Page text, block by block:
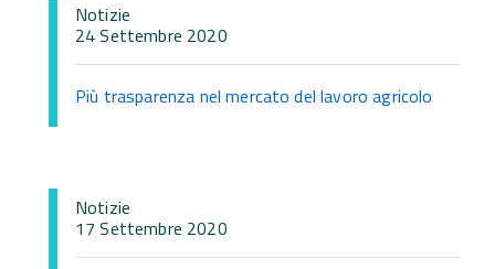
Notizie
24 Settembre 2020
Più trasparenza nel mercato del lavoro agricolo
Notizie
17 Settembre 2020